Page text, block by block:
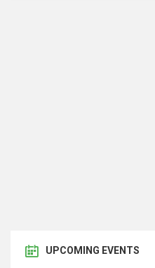
UPCOMING EVENTS